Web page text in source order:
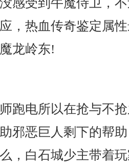
，热血传奇鉴定属
龙岭东!
跑电所以在抢与不
邪恶巨人剩下的帮
，白石城少主带着